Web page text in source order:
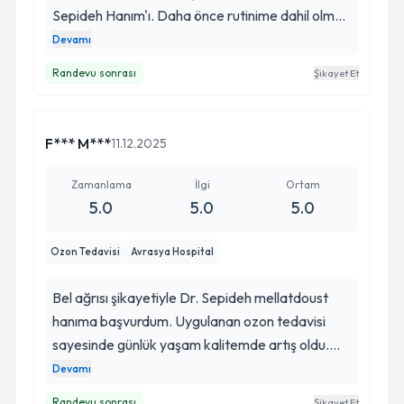
Sepideh Hanım'ı. Daha önce rutinime dahil olmuş
bu tedavilerde bundan sonrası için süreci Sepideh
Devamı
Randevu sonrası Şikayet Et
F*** M***11.12.2025
Zamanlama
5.0
İlgi
5.0
Ortam
5.0
Ozon Tedavisi Avrasya Hospital
Bel ağrısı şikayetiyle Dr. Sepideh mellatdoust
hanıma başvurdum. Uygulanan ozon tedavisi
sayesinde günlük yaşam kalitemde artış oldu.
Kronikleşen ağrılarım, bu yöntemle önemli
Devamı